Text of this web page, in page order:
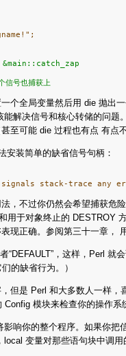
&main::catch_zap
信号也捕获上
个全局变量然后用 die 抛出
解决信号和核心转储的问
至可能 die 过程也有点 有
安装简单的缺省信号句柄：
，不过你仍然会希望捕获
用于对象终止的 DESTROY
现正确。参阅第三十一章，
“DEFAULT”，这样，Perl
的缺省行为。）
但是 Perl 和大多数人一样
模块来检查你的操作系
响你的整个程序。如果你
变量对那些语句块中调用